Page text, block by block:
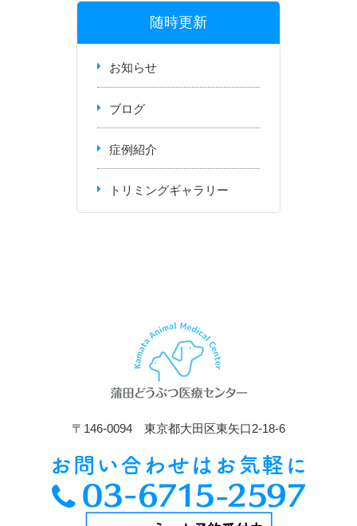
随時更新
お知らせ
ブログ
症例紹介
トリミングギャラリー
〒146-0094 東京都大田区東矢口2-18-6